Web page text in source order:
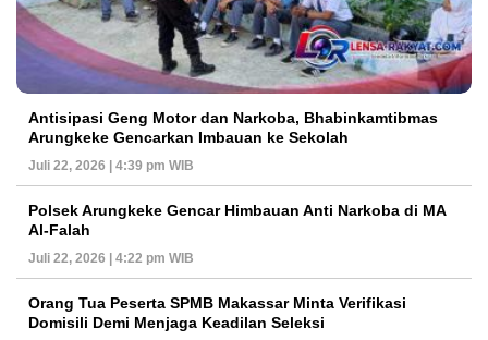
Antisipasi Geng Motor dan Narkoba, Bhabinkamtibmas
Arungkeke Gencarkan Imbauan ke Sekolah
Juli 22, 2026 | 4:39 pm WIB
Polsek Arungkeke Gencar Himbauan Anti Narkoba di MA
Al-Falah
Juli 22, 2026 | 4:22 pm WIB
Orang Tua Peserta SPMB Makassar Minta Verifikasi
Domisili Demi Menjaga Keadilan Seleksi